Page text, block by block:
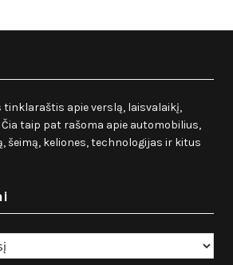
tinklaraštis apie verslą, laisvalaikį,
taip pat rašoma apie automobilius,
šeimą, keliones, technologijas ir kitus